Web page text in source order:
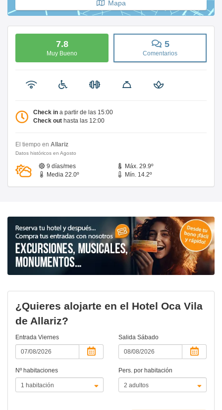
Mapa
7.8
Muy Bueno
5
Comentarios
Check in a partir de las 15:00
Check out hasta las 12:00
El tiempo en Allariz
Datos históricos en Agosto
9 días/mes
Máx. 29.9º
Media 22.0º
Mín. 14.2º
¿Quieres alojarte en el Hotel Oca Vila
de Allariz?
Entrada Viernes Salida Sábado
Nº habitaciones Pers. por habitación